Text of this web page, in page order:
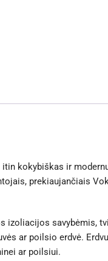
kokybiškas ir
prekiaujančiais
savybėmis,
ar poilsio erdvė.
ar poilsiui.